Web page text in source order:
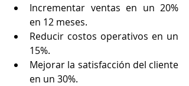
Incrementar ventas en un 20%
en 12 meses.
Reducir costos operativos en un
15%.
Mejorar la satisfacción del cliente
en un 30%.